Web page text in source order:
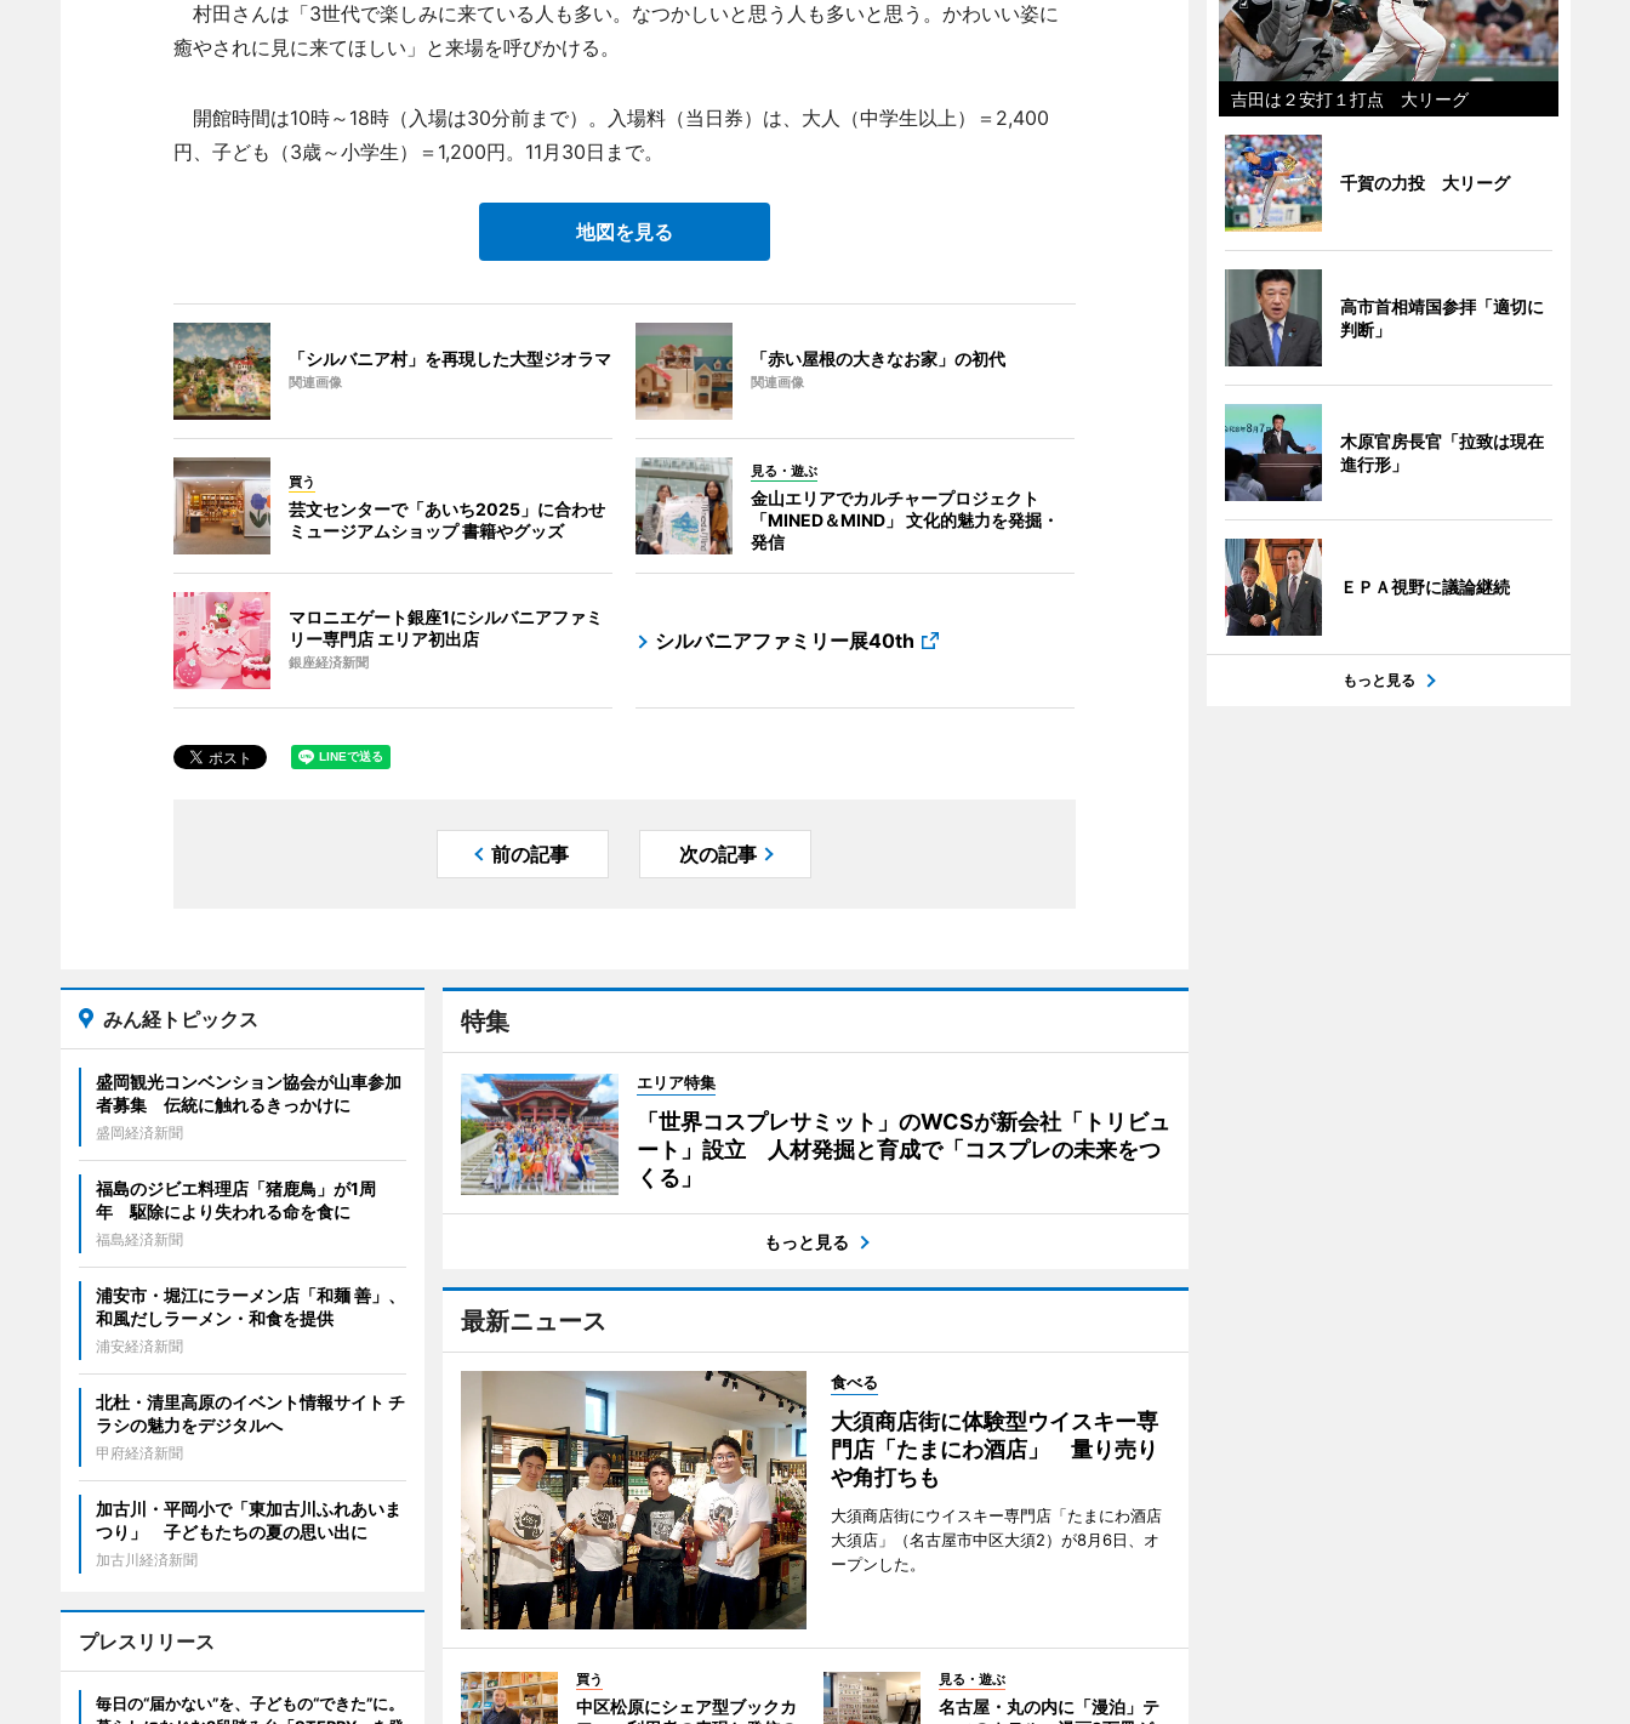
村田さんは「3世代で楽しみに来ている人も多い。なつかしいと思う人も多いと思う。かわいい姿に
癒やされに見に来てほしい」と来場を呼びかける。
開館時間は10時～18時（入場は30分前まで）。入場料（当日券）は、大人（中学生以上）＝2,400
円、子ども（3歳～小学生）＝1,200円。11月30日まで。
地図を見る
「シルバニア村」を再現した大型ジオラマ
関連画像
「赤い屋根の大きなお家」の初代
関連画像
買う
芸文センターで「あいち2025」に合わせ
ミュージアムショップ 書籍やグッズ
見る・遊ぶ
金山エリアでカルチャープロジェクト
「MINED＆MIND」 文化的魅力を発掘・
発信
マロニエゲート銀座1にシルバニアファミ
リー専門店 エリア初出店
銀座経済新聞
シルバニアファミリー展40th
前の記事 次の記事
特集
エリア特集
「世界コスプレサミット」のWCSが新会社「トリビュ
ート」設立 人材発掘と育成で「コスプレの未来をつ
くる」
もっと見る
最新ニュース
食べる
大須商店街に体験型ウイスキー専
門店「たまにわ酒店」 量り売り
や角打ちも
大須商店街にウイスキー専門店「たまにわ酒店
大須店」（名古屋市中区大須2）が8月6日、オ
ープンした。
買う
中区松原にシェア型ブックカ
見る・遊ぶ
名古屋・丸の内に「漫泊」テ
みん経トピックス
盛岡観光コンベンション協会が山車参加
者募集 伝統に触れるきっかけに
盛岡経済新聞
福島のジビエ料理店「猪鹿鳥」が1周
年 駆除により失われる命を食に
福島経済新聞
浦安市・堀江にラーメン店「和麺 善」、
和風だしラーメン・和食を提供
浦安経済新聞
北杜・清里高原のイベント情報サイト チ
ラシの魅力をデジタルへ
甲府経済新聞
加古川・平岡小で「東加古川ふれあいま
つり」 子どもたちの夏の思い出に
加古川経済新聞
プレスリリース
毎日の“届かない”を、子どもの“できた”に。
吉田は２安打１打点 大リーグ
千賀の力投 大リーグ
高市首相靖国参拝「適切に
判断」
木原官房長官「拉致は現在
進行形」
ＥＰＡ視野に議論継続
もっと見る